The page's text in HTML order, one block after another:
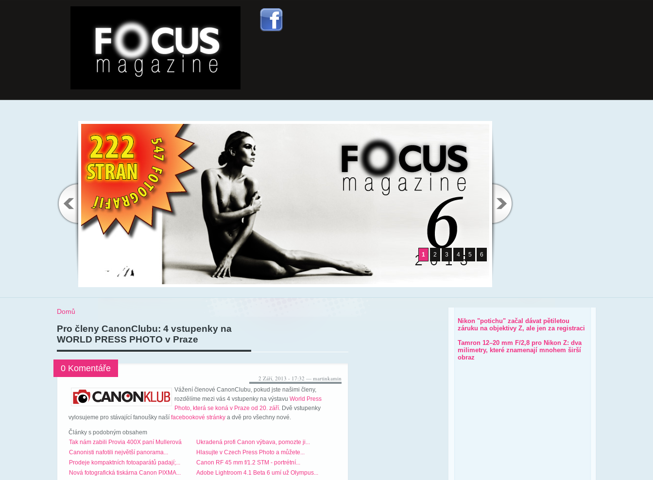
1 2 3 4 5 6
Domů
Pro členy CanonClubu: 4 vstupenky na
WORLD PRESS PHOTO v Praze
2 Září, 2013 - 17:32 — martinkamin
0 Komentáře
Vážení členové CanonClubu, pokud jste našimi členy,
rozdělíme mezi vás 4 vstupenky na výstavu World Press
Photo, která se koná v Praze od 20. září. Dvě vstupenky
vylosujeme pro stávající fanoušky naší facebookové stránky a dvě pro všechny nové.
Články s podobným obsahem
Tak nám zabili Provia 400X paní Mullerová
Ukradená profi Canon výbava, pomozte ji...
Canonisti nafotili největší panorama...
Hlasujte v Czech Press Photo a můžete...
Prodeje kompaktních fotoaparátů padají;...
Canon RF 45 mm f/1.2 STM - portrétní...
Nová fotografická tiskárna Canon PIXMA...
Adobe Lightroom 4.1 Beta 6 umí už Olympus...
Nikon "potichu" začal dávat pětiletou
záruku na objektivy Z, ale jen za registraci
Tamron 12–20 mm F/2,8 pro Nikon Z: dva
milimetry, které znamenají mnohem širší
obraz